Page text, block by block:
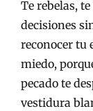
Te rebelas,
decisiones
reconocer tu
miedo,
pecado te
vestidura